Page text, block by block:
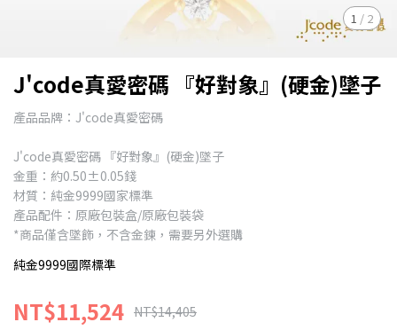
1 / 2
J'code真愛密碼 『好對象』(硬金)墜子
產品品牌：J'code真愛密碼
J'code真愛密碼 『好對象』(硬金)墜子
金重：約0.50±0.05錢
材質：純金9999國家標準
產品配件：原廠包裝盒/原廠包裝袋
*商品僅含墜飾，不含金鍊，需要另外選購
純金9999國際標準
NT$11,524 NT$14,405